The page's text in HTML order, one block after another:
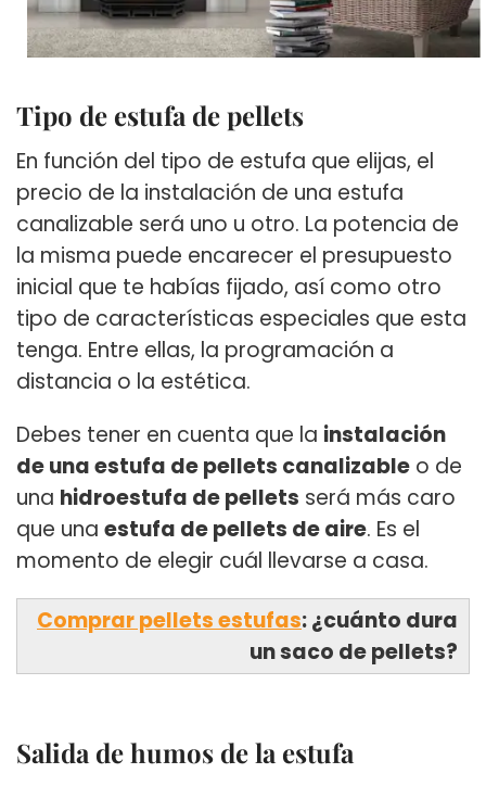
Tipo de estufa de pellets
En función del tipo de estufa que elijas, el
precio de la instalación de una estufa
canalizable será uno u otro. La potencia de
la misma puede encarecer el presupuesto
inicial que te habías fijado, así como otro
tipo de características especiales que esta
tenga. Entre ellas, la programación a
distancia o la estética.
Debes tener en cuenta que la instalación
de una estufa de pellets canalizable o de
una hidroestufa de pellets será más caro
que una estufa de pellets de aire. Es el
momento de elegir cuál llevarse a casa.
Comprar pellets estufas: ¿cuánto dura
un saco de pellets?
Salida de humos de la estufa